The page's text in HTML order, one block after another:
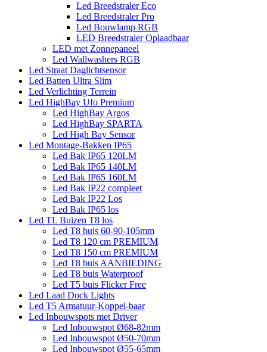
Led Breedstraler Eco
Led Breedstraler Pro
Led Bouwlamp RGB
LED Breedstraler Oplaadbaar
LED met Zonnepaneel
Led Wallwashers RGB
Led Straat Daglichtsensor
Led Batten Ultra Slim
Led Verlichting Terrein
Led HighBay Ufo Premium
Led HighBay Argos
Led HighBay SPARTA
Led High Bay Sensor
Led Montage-Bakken IP65
Led Bak IP65 120LM
Led Bak IP65 140LM
Led Bak IP65 160LM
Led Bak IP22 compleet
Led Bak IP22 Los
Led Bak IP65 los
Led TL Buizen T8 los
Led T8 buis 60-90-105mm
Led T8 120 cm PREMIUM
Led T8 150 cm PREMIUM
Led T8 buis AANBIEDING
Led T8 buis Waterproof
Led T5 buis Flicker Free
Led Laad Dock Lights
Led T5 Armatuur-Koppel-baar
Led Inbouwspots met Driver
Led Inbouwspot Ø68-82mm
Led Inbouwspot Ø50-70mm
Led Inbouwspot Ø55-65mm